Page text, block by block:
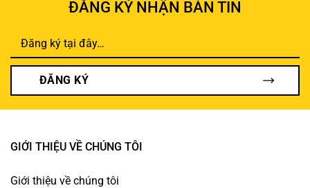
153.000 VND
ĐĂNG KÝ NHẬN BẢN TIN
ĐĂNG KÝ
GIỚI THIỆU VỀ CHÚNG TÔI
Giới thiệu về chúng tôi